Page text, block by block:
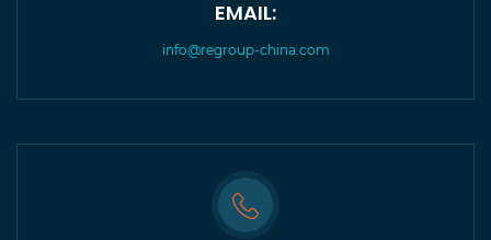
EMAIL:
info@regroup-china.com